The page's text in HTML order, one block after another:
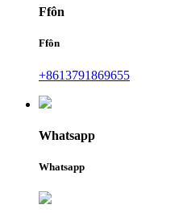
Ffôn
Ffôn
+8613791869655
Whatsapp
Whatsapp